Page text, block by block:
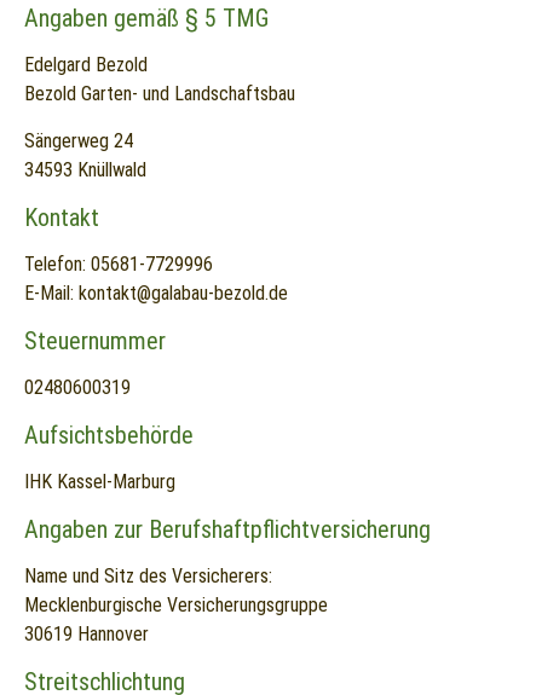
Angaben gemäß § 5 TMG
Edelgard Bezold
Bezold Garten- und Landschaftsbau
Sängerweg 24
34593 Knüllwald
Kontakt
Telefon: 05681-7729996
E-Mail: kontakt@galabau-bezold.de
Steuernummer
02480600319
Aufsichtsbehörde
IHK Kassel-Marburg
Angaben zur Berufshaftpflichtversicherung
Name und Sitz des Versicherers:
Mecklenburgische Versicherungsgruppe
30619 Hannover
Streitschlichtung